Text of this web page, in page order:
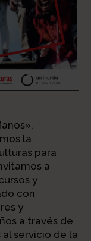
la
para
a
y
con
y
a través de
servicio de la